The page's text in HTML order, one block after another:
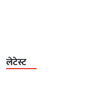
लेटेस्ट